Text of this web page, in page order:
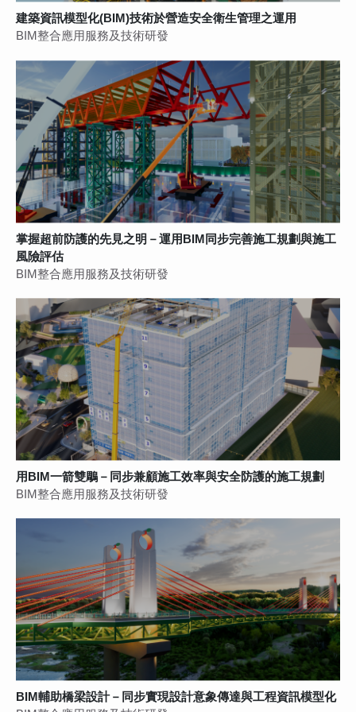
建築資訊模型化(BIM)技術於營造安全衛生管理之運用
BIM整合應用服務及技術研發
掌握超前防護的先見之明－運用BIM同步完善施工規劃與施工
風險評估
BIM整合應用服務及技術研發
用BIM一箭雙鵰－同步兼顧施工效率與安全防護的施工規劃
BIM整合應用服務及技術研發
BIM輔助橋梁設計－同步實現設計意象傳達與工程資訊模型化